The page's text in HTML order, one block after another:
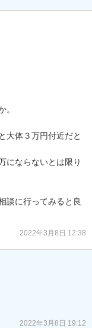
。
大体３万円付近だと
にならないとは限り
談に行ってみると良
2022年3月8日 12:38
2022年3月8日 19:12